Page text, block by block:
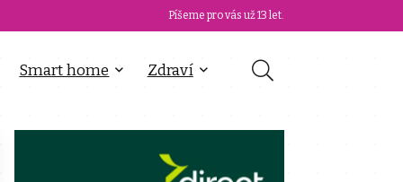
Píšeme pro vás už 13 let.
Smart home Zdraví